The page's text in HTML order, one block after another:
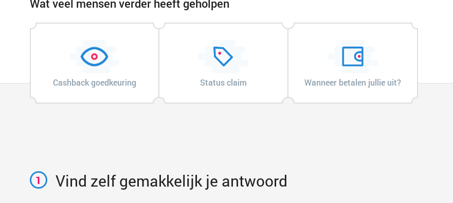
Wat veel mensen verder heeft geholpen
Cashback goedkeuring Status claim Wanneer betalen jullie uit?
1 Vind zelf gemakkelijk je antwoord